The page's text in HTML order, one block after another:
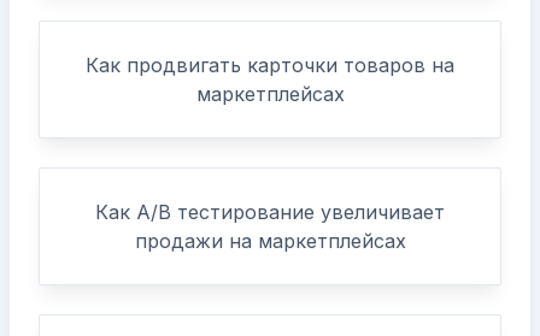
Как продвигать карточки товаров на
маркетплейсах
Как A/B тестирование увеличивает
продажи на маркетплейсах